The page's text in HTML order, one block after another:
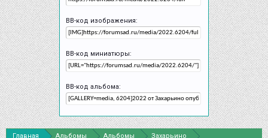
BB-код изображения:
BB-код миниатюры:
BB-код альбома:
Главная Альбомы Альбомы
Захарьино